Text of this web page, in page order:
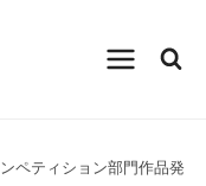
ペティション部門作品発